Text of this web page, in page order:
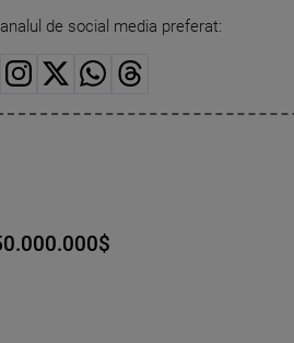
de social media preferat: